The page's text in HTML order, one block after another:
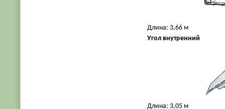
Длина: 3,66 м
Угол внутренний
Длина: 3,05 м